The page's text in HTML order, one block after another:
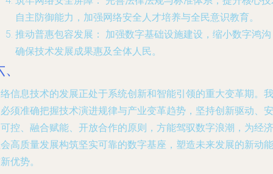
自主防御能力，加强网络安全人才培养与全民意识教育。
推动普惠包容发展：
加强数字基础设施建设，缩小数字鸿
确保技术发展成果惠及全体人民。
信息技术的发展正处于系统创新和智能引领的重大变革期。我
须准确把握技术演进规律与产业变革趋势，坚持创新驱动、安
控、融合赋能、开放合作的原则，方能驾驭数字浪潮，为经济
高质量发展构筑坚实可靠的数字基座，塑造未来发展的新动能
优势。